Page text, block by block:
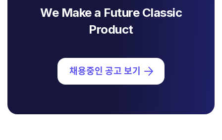
We Make a Future Classic
Product
채용중인 공고 보기